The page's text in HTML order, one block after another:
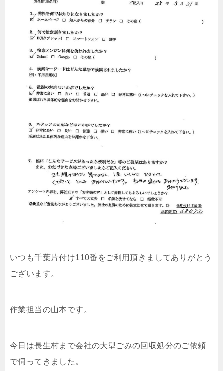
いつも千葉片付け110番をご利用頂きましてありがとう
ございます。
作業担当の山本です。
今日は長生村まで会社の大型ごみの回収処分のご依頼
で伺ってきました。